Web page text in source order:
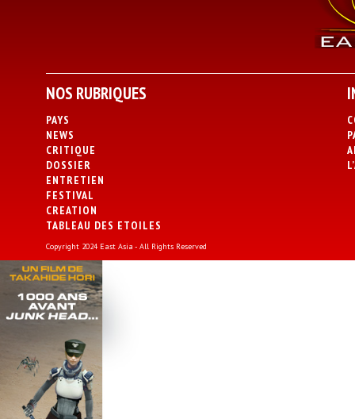
NOS RUBRIQUES
PAYS
NEWS
CRITIQUE
DOSSIER
ENTRETIEN
FESTIVAL
CREATION
TABLEAU DES ETOILES
Copyright 2024 East Asia - All Rights Reserved